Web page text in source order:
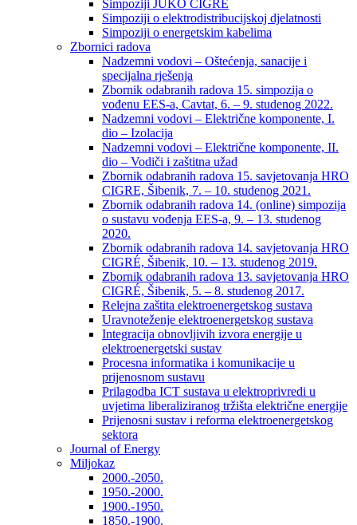
Simpoziji JUKO CIGRÉ
Simpoziji o elektrodistribucijskoj djelatnosti
Simpoziji o energetskim kabelima
Zbornici radova
Nadzemni vodovi – Oštećenja, sanacije i
specijalna rješenja
Zbornik odabranih radova 15. simpozija o
vođenu EES-a, Cavtat, 6. – 9. studenog 2022.
Nadzemni vodovi – Električne komponente, I.
dio – Izolacija
Nadzemni vodovi – Električne komponente, II.
dio – Vodiči i zaštitna užad
Zbornik odabranih radova 15. savjetovanja HRO
CIGRE, Šibenik, 7. – 10. studenog 2021.
Zbornik odabranih radova 14. (online) simpozija
o sustavu vođenja EES-a, 9. – 13. studenog
2020.
Zbornik odabranih radova 14. savjetovanja HRO
CIGRÉ, Šibenik, 10. – 13. studenog 2019.
Zbornik odabranih radova 13. savjetovanja HRO
CIGRÉ, Šibenik, 5. – 8. studenog 2017.
Relejna zaštita elektroenergetskog sustava
Uravnoteženje elektroenergetskog sustava
Integracija obnovljivih izvora energije u
elektroenergetski sustav
Procesna informatika i komunikacije u
prijenosnom sustavu
Prilagodba ICT sustava u elektroprivredi u
uvjetima liberaliziranog tržišta električne energije
Prijenosni sustav i reforma elektroenergetskog
sektora
Journal of Energy
Miljokaz
2000.-2050.
1950.-2000.
1900.-1950.
1850.-1900.